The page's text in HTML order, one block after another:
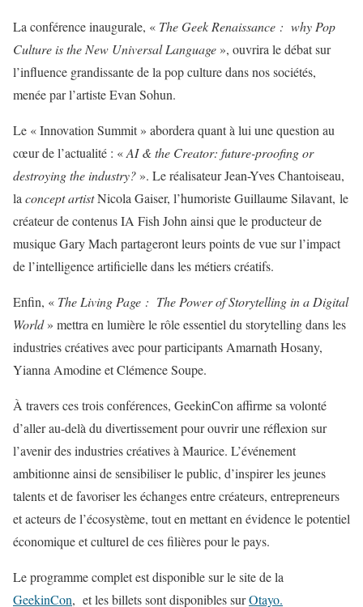
La conférence inaugurale, « The Geek Renaissance : why Pop
Culture is the New Universal Language », ouvrira le débat sur
l’influence grandissante de la pop culture dans nos sociétés,
menée par l’artiste Evan Sohun.
Le « Innovation Summit » abordera quant à lui une question au
cœur de l’actualité : «AI & the Creator: future-proofing or
destroying the industry? ». Le réalisateur Jean-Yves Chantoiseau,
la concept artistNicola Gaiser, l’humoriste Guillaume Silavant, le
créateur de contenus IA Fish John ainsi que le producteur de
musique Gary Mach partageront leurs points de vue sur l’impact
de l’intelligence artificielle dans les métiers créatifs.
Enfin, « The Living Page : The Power of Storytelling in a Digital
World» mettra en lumière le rôle essentiel du storytelling dans les
industries créatives avec pour participants Amarnath Hosany,
Yianna Amodine et Clémence Soupe.
À travers ces trois conférences, GeekinCon affirme sa volonté
d’aller au-delà du divertissement pour ouvrir une réflexion sur
l’avenir des industries créatives à Maurice. L’événement
ambitionne ainsi de sensibiliser le public, d’inspirer les jeunes
talents et de favoriser les échanges entre créateurs, entrepreneurs
et acteurs de l’écosystème, tout en mettant en évidence le potentiel
économique et culturel de ces filières pour le pays.
Le programme complet est disponible sur le site de la
GeekinCon, et les billets sont disponibles surOtayo.